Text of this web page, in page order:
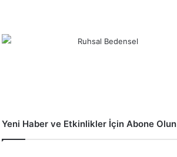
Yeni Haber ve Etkinlikler İçin Abone Olun